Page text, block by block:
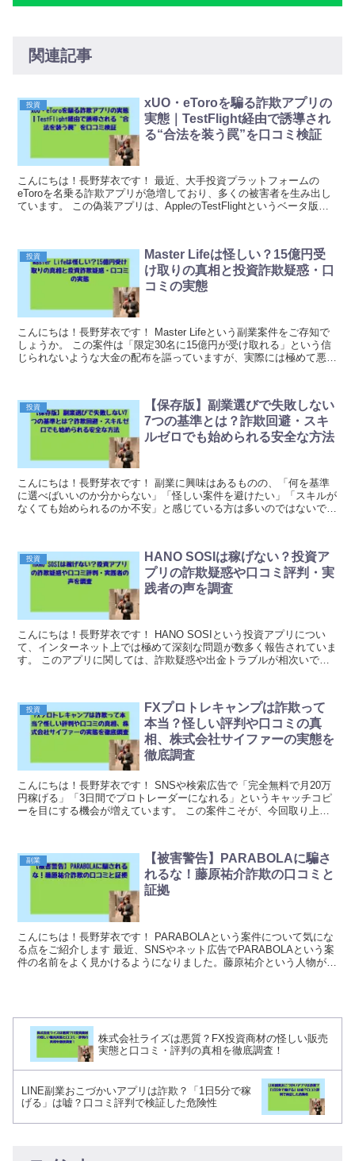
関連記事
投資
xUO・eToroを騙る詐欺アプリの
実態｜TestFlight経由で誘導され
る“合法を装う罠”を口コミ検証
こんにちは！長野芽衣です！ 最近、大手投資プラットフォームの
eToroを名乗る詐欺アプリが急増しており、多くの被害者を生み出し
ています。 この偽装アプリは、AppleのTestFlightというベータ版テ
投資
Master Lifeは怪しい？15億円受
け取りの真相と投資詐欺疑惑・口
コミの実態
こんにちは！長野芽衣です！ Master Lifeという副業案件をご存知で
しょうか。 この案件は「限定30名に15億円が受け取れる」という信
じられないような大金の配布を謳っていますが、実際には極めて悪質
投資
【保存版】副業選びで失敗しない
7つの基準とは？詐欺回避・スキ
ルゼロでも始められる安全な方法
こんにちは！長野芽衣です！ 副業に興味はあるものの、「何を基準
に選べばいいのか分からない」「怪しい案件を避けたい」「スキルが
なくても始められるのか不安」と感じている方は多いのではないでし
投資
HANO SOSIは稼げない？投資ア
プリの詐欺疑惑や口コミ評判・実
践者の声を調査
こんにちは！長野芽衣です！ HANO SOSIという投資アプリについ
て、インターネット上では極めて深刻な問題が数多く報告されていま
す。 このアプリに関しては、詐欺疑惑や出金トラブルが相次いでお
投資
FXプロトレキャンプは詐欺って
本当？怪しい評判や口コミの真
相、株式会社サイファーの実態を
徹底調査
こんにちは！長野芽衣です！ SNSや検索広告で「完全無料で月20万
円稼げる」「3日間でプロトレーダーになれる」というキャッチコピ
ーを目にする機会が増えています。 この案件こそが、今回取り上げ
副業
【被害警告】PARABOLAに騙さ
れるな！藤原祐介詐欺の口コミと
証拠
こんにちは！長野芽衣です！ PARABOLAという案件について気にな
る点をご紹介します 最近、SNSやネット広告でPARABOLAという案
件の名前をよく見かけるようになりました。藤原祐介という人物が関
株式会社ライズは悪質？FX投資商材の怪しい販売
実態と口コミ・評判の真相を徹底調査！
LINE副業おこづかいアプリは詐欺？「1日5分で稼
げる」は嘘？口コミ評判で検証した危険性